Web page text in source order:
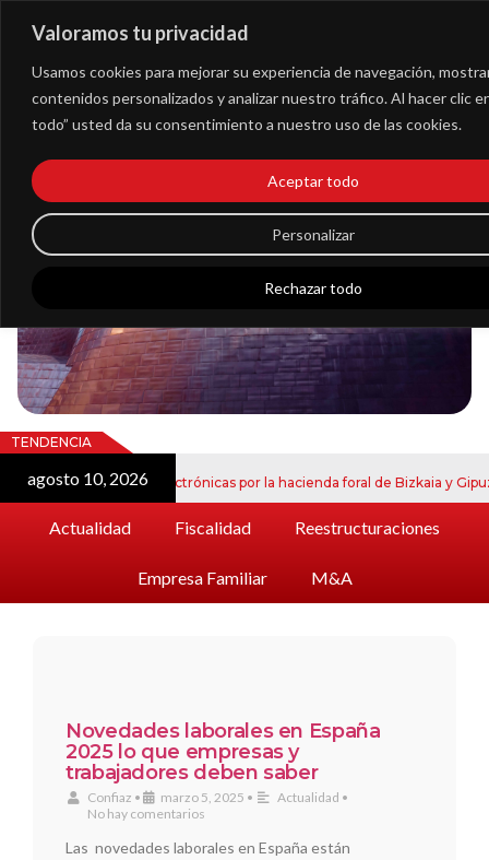
Valoramos tu privacidad
Usamos cookies para mejorar su experiencia de navegación,
contenidos personalizados y analizar nuestro tráfico. Al hacer clic
todo” usted da su consentimiento a nuestro uso de las cookies.
Personalizar
Rechazar todo
Aceptar todo
Blog
Noticias
TENDENCIA
agosto 10, 2026
de notificaciones electrónicas por la hacienda foral de Bizkaia y
Actualidad Fiscalidad Reestructuraciones
Empresa Familiar M&A
Novedades laborales en España
2025 lo que empresas y
trabajadores deben saber
Confiaz • marzo 5, 2025 • Actualidad •
No hay comentarios
Las novedades laborales en España están